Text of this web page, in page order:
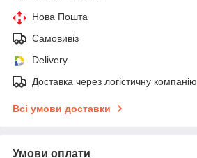
Нова Пошта
Самовивіз
Delivery
Доставка через логістичну компанію
Всі умови доставки
Умови оплати